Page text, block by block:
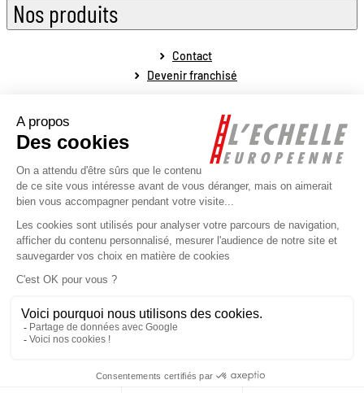
Nos produits
Contact
Devenir franchisé
Mentions légales Conditions générales de vente
Politique de protection des données personnelles
Réalisé par l'agence web Novius